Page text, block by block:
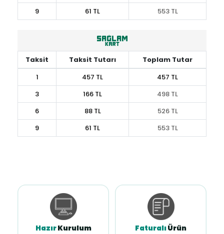
9
61 TL 553 TL
Taksit Taksit Tutarı
Toplam Tutar
1
457 TL
457 TL
3
166 TL
498 TL
6
88 TL
526 TL
9
61 TL 553 TL
HazırKurulum FaturalıÜrün